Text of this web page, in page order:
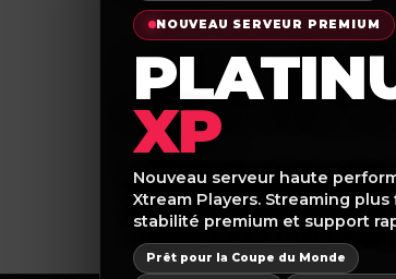
Xtream
NOUVEAU SERVEUR PREMIUM
XP
Nouveau serveur haute
Xtream Players. Streaming plus
stabilité premium et support
Prêt pour la Coupe du Monde